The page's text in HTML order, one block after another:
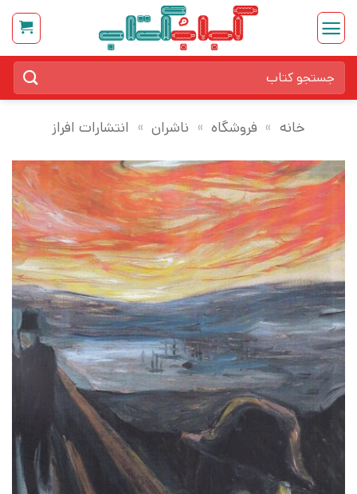
Skip
content
برای:
خانه » فروشگاه » ناشران » انتشارات افراز